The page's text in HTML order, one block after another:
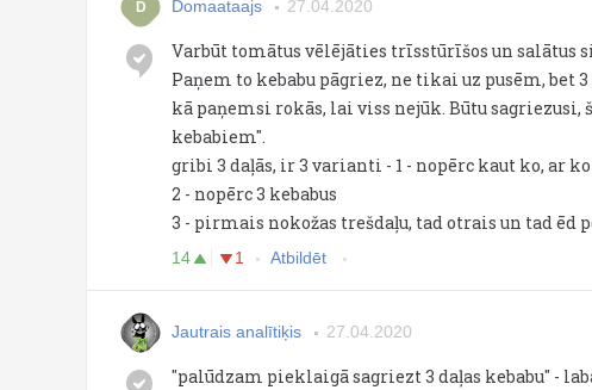
D Domaataajs 27.04.2020
Varbūt tomātus vēlējāties trīsstūrīšos un salātus
Paņem to kebabu pāgriez, ne tikai uz pusēm,
kā paņemsi rokās, lai viss nejūk. Būtu
kebabiem".
gribi 3 daļās, ir 3 varianti - 1 - nopērc kaut ko, ar
2 - nopērc 3 kebabus
3 - pirmais nokožas trešdaļu, tad otrais un tad ēd
14 1 Atbildēt
Jautrais analītiķis 27.04.2020
"palūdzam pieklaigā sagriezt 3 daļas kebabu" -